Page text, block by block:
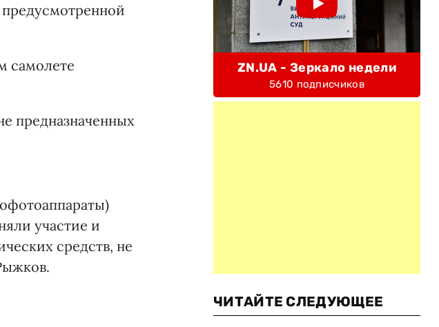
самолете
предназначенных
участие и
средств, не
ZN.UA - Зеркало недели
5610 подписчиков
ЧИТАЙТЕ СЛЕДУЮЩЕЕ